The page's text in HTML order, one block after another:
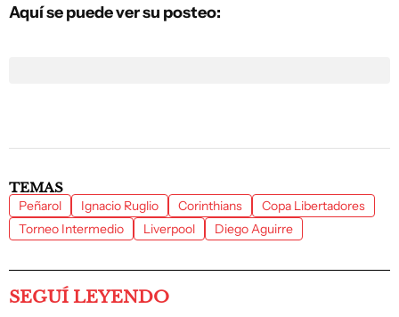
Aquí se puede ver su posteo:
TEMAS
Peñarol Ignacio Ruglio Corinthians
Copa Libertadores
Torneo Intermedio
Liverpool Diego Aguirre
SEGUÍ LEYENDO